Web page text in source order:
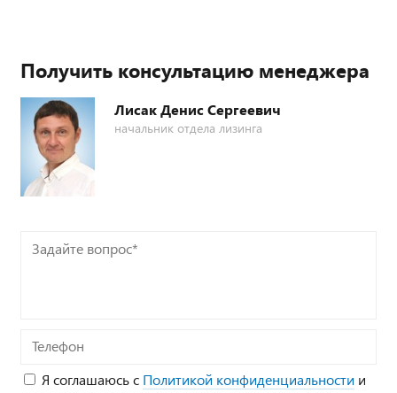
Получить консультацию менеджера
Лисак Денис Сергеевич
начальник отдела лизинга
Задайте
Телефон
Я соглашаюсь с Политикой конфиденциальности и